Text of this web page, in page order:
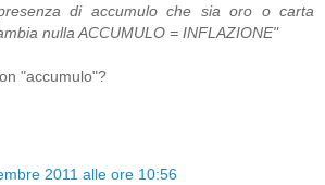
di accumulo che sia oro o carta
nulla ACCUMULO = INFLAZIONE"
"accumulo"?
2011 alle ore 10:56